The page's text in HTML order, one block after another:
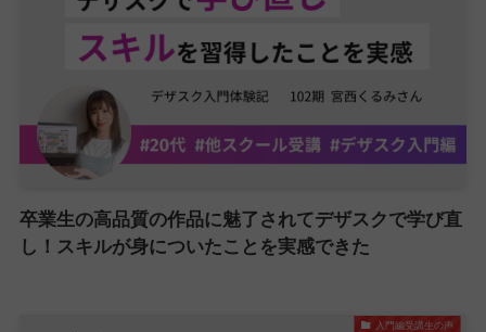
卒業生の高品質の作品に魅了されてデザスクで学び直
し！スキルが身についたことを実感できた
入門編受講生の声